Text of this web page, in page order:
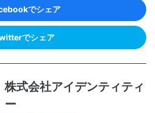
でシェア
でシェア
株式会社アイデンティティ
ー